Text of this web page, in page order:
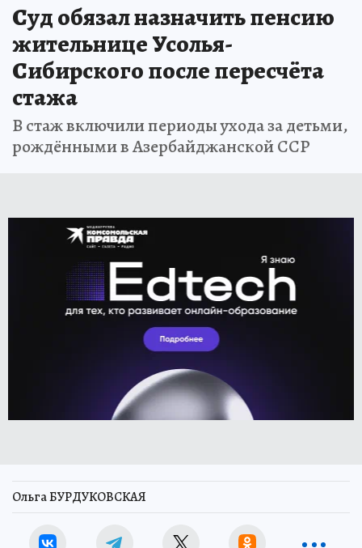
Суд обязал назначить пенсию
жительнице Усолья-
Сибирского после пересчёта
стажа
В стаж включили периоды ухода за детьми,
рождёнными в Азербайджанской ССР
Ольга БУРДУКОВСКАЯ